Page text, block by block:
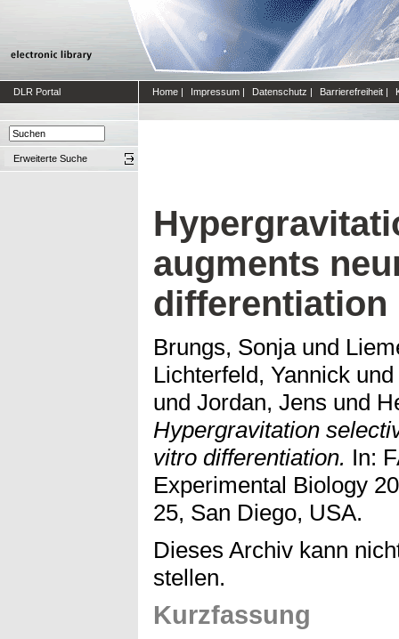
DLR Portal Home | Impressum | Datenschutz | Barrierefreiheit |
Erweiterte Suche
augments
differentiation
Brungs, Sonjaund
Lichterfeld, Yannick und
und Jordan, Jens und
Hypergravitation
vitro differentiation. In:
Experimental Biology
25, San Diego, USA.
Dieses Archiv kann
stellen.
Kurzfassung